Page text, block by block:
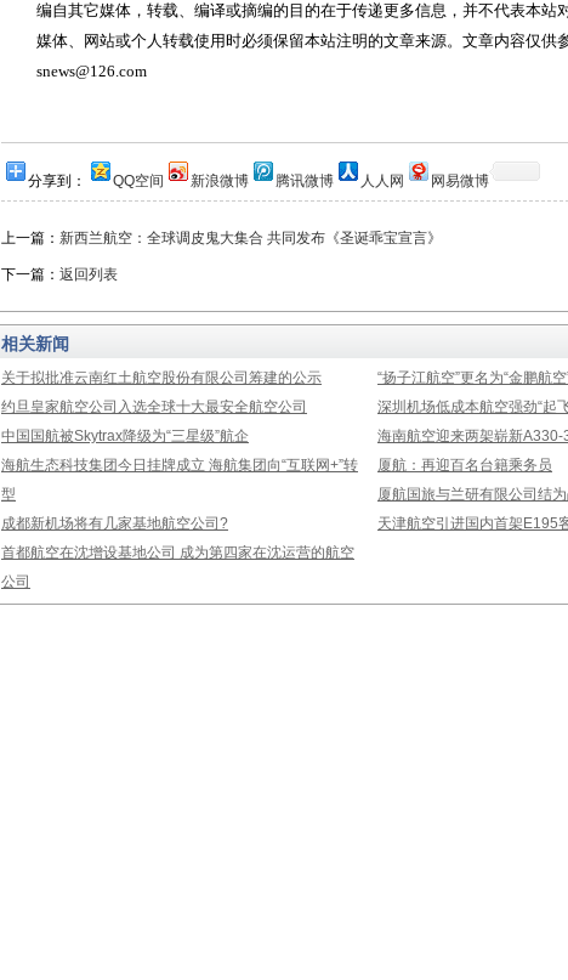
编自其它媒体，转载、编译或摘编的目的在于传递更多信息，并不代表本站
媒体、网站或个人转载使用时必须保留本站注明的文章来源。文章内容仅供
snews@126.com
分享到： QQ空间 新浪微博 腾讯微博 人人网 网易微博
上一篇： 新西兰航空：全球调皮鬼大集合 共同发布《圣诞乖宝宣言》
下一篇： 返回列表
相关新闻
关于拟批准云南红土航空股份有限公司筹建的公示
“扬子江航空”更名为“金鹏航空
约旦皇家航空公司入选全球十大最安全航空公司
深圳机场低成本航空强劲“起
中国国航被Skytrax降级为“三星级”航企
海南航空迎来两架崭新A330-
海航生态科技集团今日挂牌成立 海航集团向“互联网+”转
型
厦航：再迎百名台籍乘务员
厦航国旅与兰研有限公司结
成都新机场将有几家基地航空公司?
天津航空引进国内首架E195
首都航空在沈增设基地公司 成为第四家在沈运营的航空
公司